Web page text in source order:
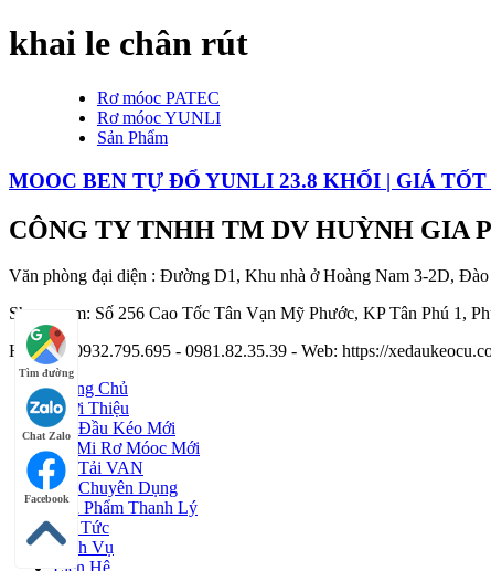
khai le chân rút
Rơ móoc PATEC
Rơ móoc YUNLI
Sản Phẩm
MOOC BEN TỰ ĐỔ YUNLI 23.8 KHỐI | GIÁ
CÔNG TY TNHH TM DV HUỲNH GIA
Văn phòng đại diện : Đường D1, Khu nhà ở Hoàng Nam 3-2D,
Showroom: Số 256 Cao Tốc Tân Vạn Mỹ Phước, KP Tân Phú 1,
Hotline : 0932.795.695 - 0981.82.35.39 - Web: https://
Tìm đường
Chat Zalo
Facebook
Trang Chủ
Giới Thiệu
Xe Đầu Kéo Mới
Sơ Mi Rơ Móoc Mới
Xe Tải VAN
Xe Chuyên Dụng
Sản Phẩm Thanh Lý
Tin Tức
Dịch Vụ